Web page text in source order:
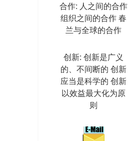
合作: 人之间的合作
组织之间的合作 春
兰与全球的合作
创新: 创新是广义
的、不间断的 创新
应当是科学的 创新
以效益最大化为原
则